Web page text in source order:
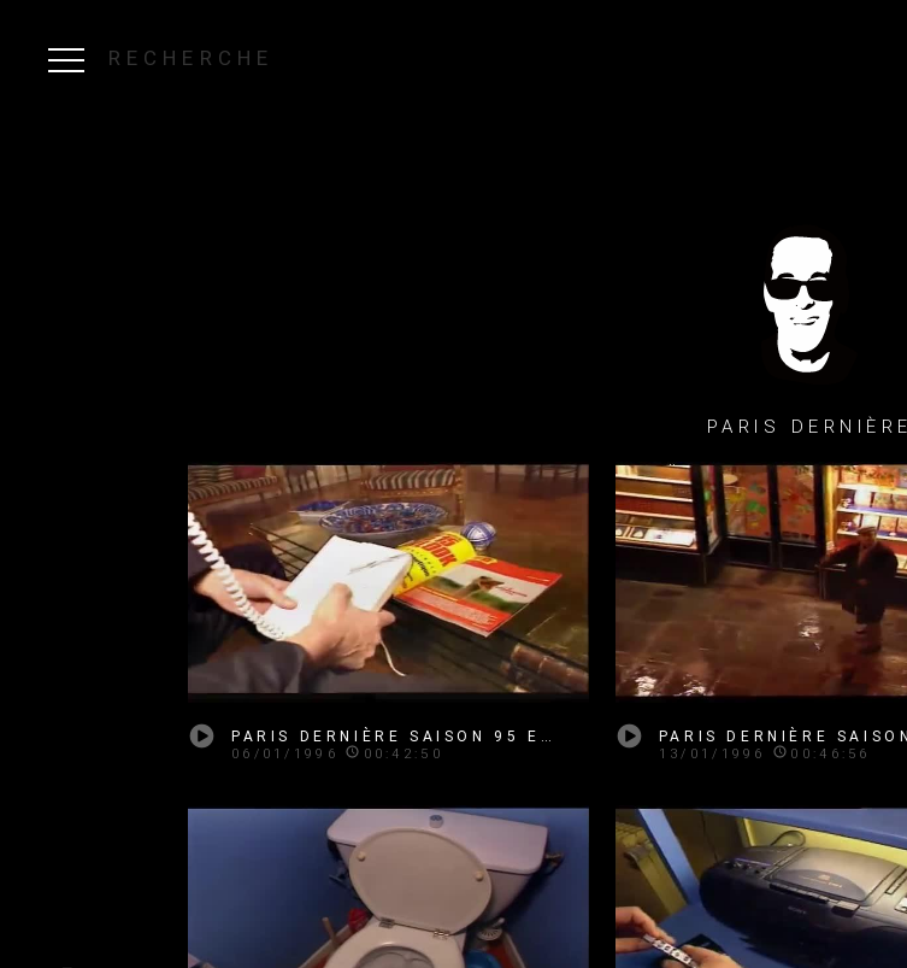
RECHERCHE
PARIS DERNIÈRE
PARIS DERNIÈRE SAISON 95 EMISSION 15
06/01/1996 00:42:50 13/01/1996 00:46:56